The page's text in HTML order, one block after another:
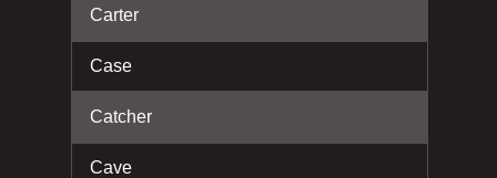
Carter
Case
Catcher
Cave